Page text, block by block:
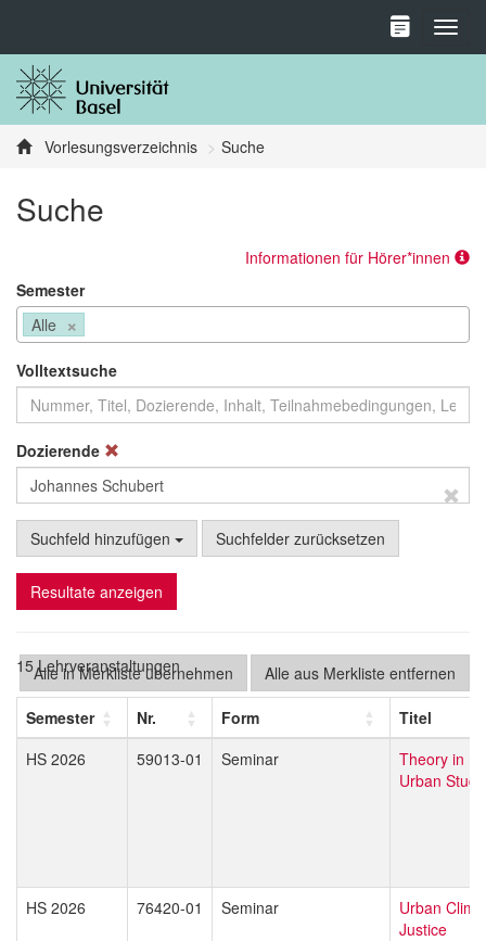
Vorlesungsverzeichnis Suche
Suche
Informationen für Hörer*innen
Semester
×
Alle
Volltextsuche
Dozierende
Suchfeld hinzufügen Suchfelder zurücksetzen
Resultate anzeigen
Alle aus Merkliste entfernen
Alle in Merkliste übernehmen
15 Lehrveranstaltungen
Semester Nr. Form
Titel
HS 2026
59013-01 Seminar
Theory in
Urban
HS 2026 76420-01 Seminar
Urban
Justice